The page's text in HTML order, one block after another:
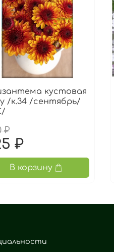
кустовая
/к.34 /сентябрь/
₽
₽
В корзину